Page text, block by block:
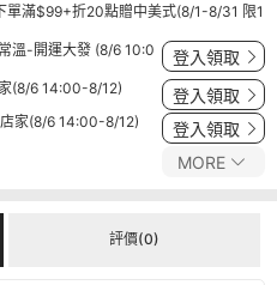
單滿$99+折20點贈中美式(8/1-8/31 限1
溫-開運大發 (8/6 10:0
登入領取
(8/6 14:00-8/12) 登入領取
家(8/6 14:00-8/12) 登入領取
MORE
評價(0)